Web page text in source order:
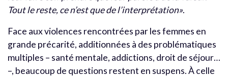
Tout le reste, ce n’est que de l’interprétation».
Face aux violences rencontrées par les femmes en
grande précarité, additionnées à des problématiques
multiples – santé mentale, addictions, droit de séjour…
–, beaucoup de questions restent en suspens. À celle